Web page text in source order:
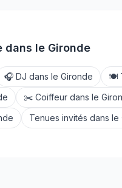
dans le Gironde
🎧 DJ dans le Gironde 🍽️
✂️ Coiffeur dans le
Tenues invités dans le